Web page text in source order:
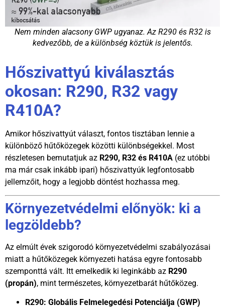
Nem minden alacsony GWP ugyanaz. Az R290 és R32 is
kedvezőbb, de a különbség köztük is jelentős.
Hőszivattyú kiválasztás
okosan: R290, R32 vagy
R410A?
Amikor hőszivattyút választ, fontos tisztában lennie a
különböző hűtőközegek közötti különbségekkel. Most
részletesen bemutatjuk az R290, R32 és R410A (ez utóbbi
ma már csak inkább ipari) hőszivattyúk legfontosabb
jellemzőit, hogy a legjobb döntést hozhassa meg.
Környezetvédelmi előnyök: ki a
legzöldebb?
Az elmúlt évek szigorodó környezetvédelmi szabályozásai
miatt a hűtőközegek környezeti hatása egyre fontosabb
szemponttá vált. Itt emelkedik ki leginkább az R290
(propán), mint természetes, környezetbarát hűtőközeg.
R290: Globális Felmelegedési Potenciálja (GWP)